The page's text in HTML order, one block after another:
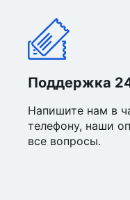
Поддержка
Напишите нам в
телефону, наши
все вопросы.